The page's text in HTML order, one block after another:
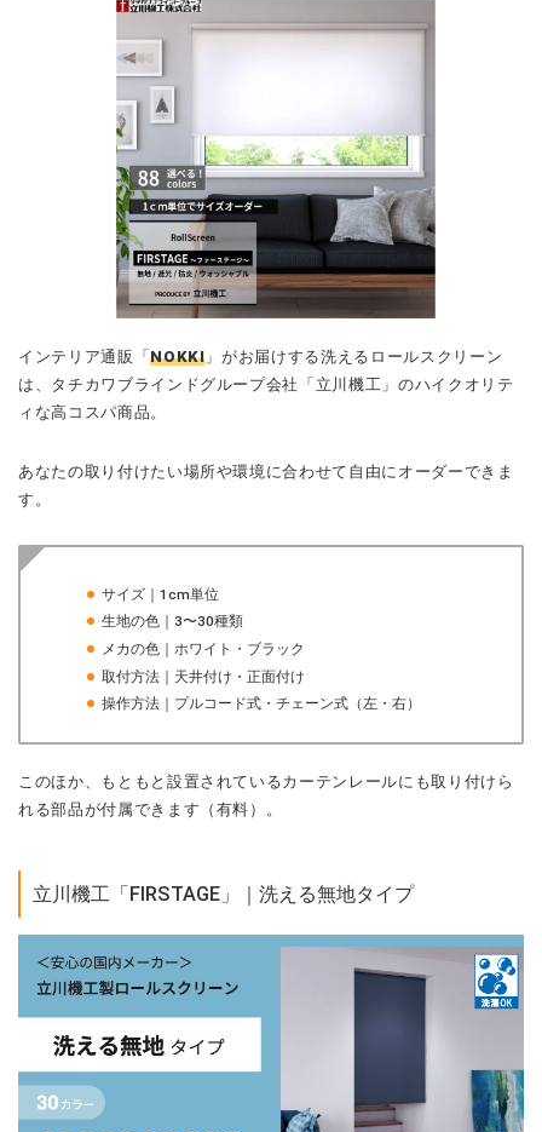
インテリア通販「NOKKI 」がお届けする洗えるロールスクリーン
は、タチカワブラインドグループ会社「立川機工」のハイクオリテ
ィな高コスパ商品。
あなたの取り付けたい場所や環境に合わせて自由にオーダーできま
す。
サイズ｜1cm単位
生地の色｜3〜30種類
メカの色｜ホワイト・ブラック
取付方法｜天井付け・正面付け
操作方法｜プルコード式・チェーン式（左・右）
このほか、もともと設置されているカーテンレールにも取り付けら
れる部品が付属できます（有料）。
立川機工「FIRSTAGE」｜洗える無地タイプ